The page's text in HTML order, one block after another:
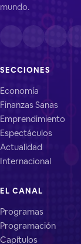
mundo.
SECCIONES
Economía
Finanzas Sanas
Emprendimiento
Espectáculos
Actualidad
Internacional
EL CANAL
Programas
Programación
Capítulos